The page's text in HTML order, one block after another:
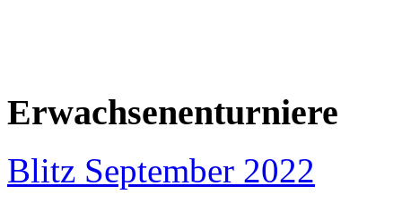
Erwachsenenturniere
Blitz September 2022